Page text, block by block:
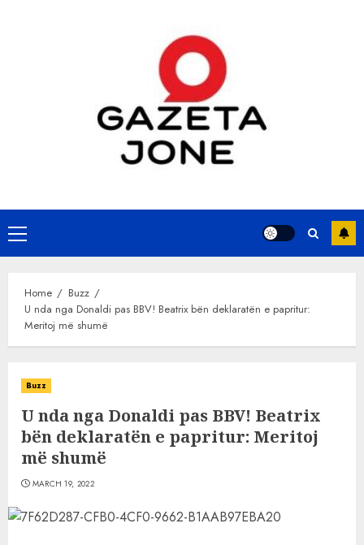
Primary
Menu
Home
Buzz
U nda nga Donaldi pas BBV! Beatrix bën deklaratën e papritur:
Meritoj më shumë
Buzz
U nda nga Donaldi pas BBV! Beatrix
bën deklaratën e papritur: Meritoj
më shumë
MARCH 19, 2022